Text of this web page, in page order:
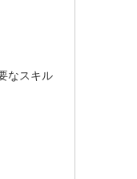
なスキル